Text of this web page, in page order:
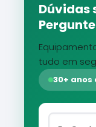
Dúvidas
tudo em
30+ anos